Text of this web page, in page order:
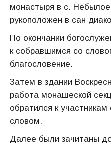
монастыря в с.
рукоположен в сан
По окончании
к собравшимся со
благословение.
Затем в здании
работа монашеской
обратился к
словом.
Далее были зачитаны